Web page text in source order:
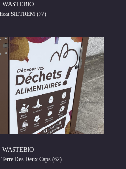
WASTEBIO
SIETREM (77)
WASTEBIO
Des Deux Caps (62)